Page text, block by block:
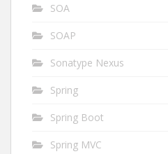
SOA
SOAP
Sonatype Nexus
Spring
Spring Boot
Spring MVC